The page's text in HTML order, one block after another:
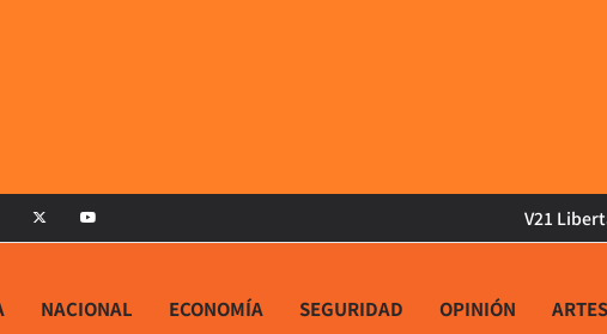
V21
NACIONAL ECONOMÍA SEGURIDAD OPINIÓN ARTES